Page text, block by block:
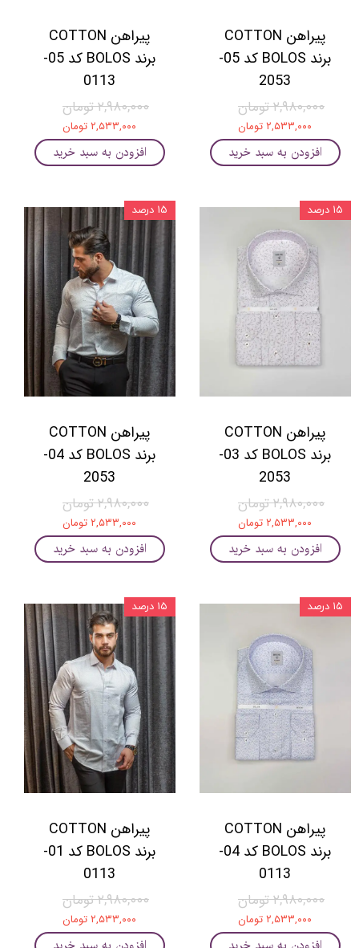
پیراهن COTTON
برند BOLOS کد 05-
2053
۲,۹۸۰,۰۰۰ تومان
۲,۵۳۳,۰۰۰ تومان
افزودن به سبد خرید
پیراهن COTTON
برند BOLOS کد 05-
0113
۲,۹۸۰,۰۰۰ تومان
۲,۵۳۳,۰۰۰ تومان
افزودن به سبد خرید
پیراهن COTTON
برند BOLOS کد 03-
2053
۲,۹۸۰,۰۰۰ تومان
۲,۵۳۳,۰۰۰ تومان
افزودن به سبد خرید
۱۵ درصد
پیراهن COTTON
برند BOLOS کد 04-
2053
۲,۹۸۰,۰۰۰ تومان
۲,۵۳۳,۰۰۰ تومان
افزودن به سبد خرید
۱۵ درصد
پیراهن COTTON
برند BOLOS کد 04-
0113
۲,۹۸۰,۰۰۰ تومان
۲,۵۳۳,۰۰۰ تومان
۱۵ درصد
پیراهن COTTON
برند BOLOS کد 01-
0113
۲,۹۸۰,۰۰۰ تومان
۲,۵۳۳,۰۰۰ تومان
۱۵ درصد